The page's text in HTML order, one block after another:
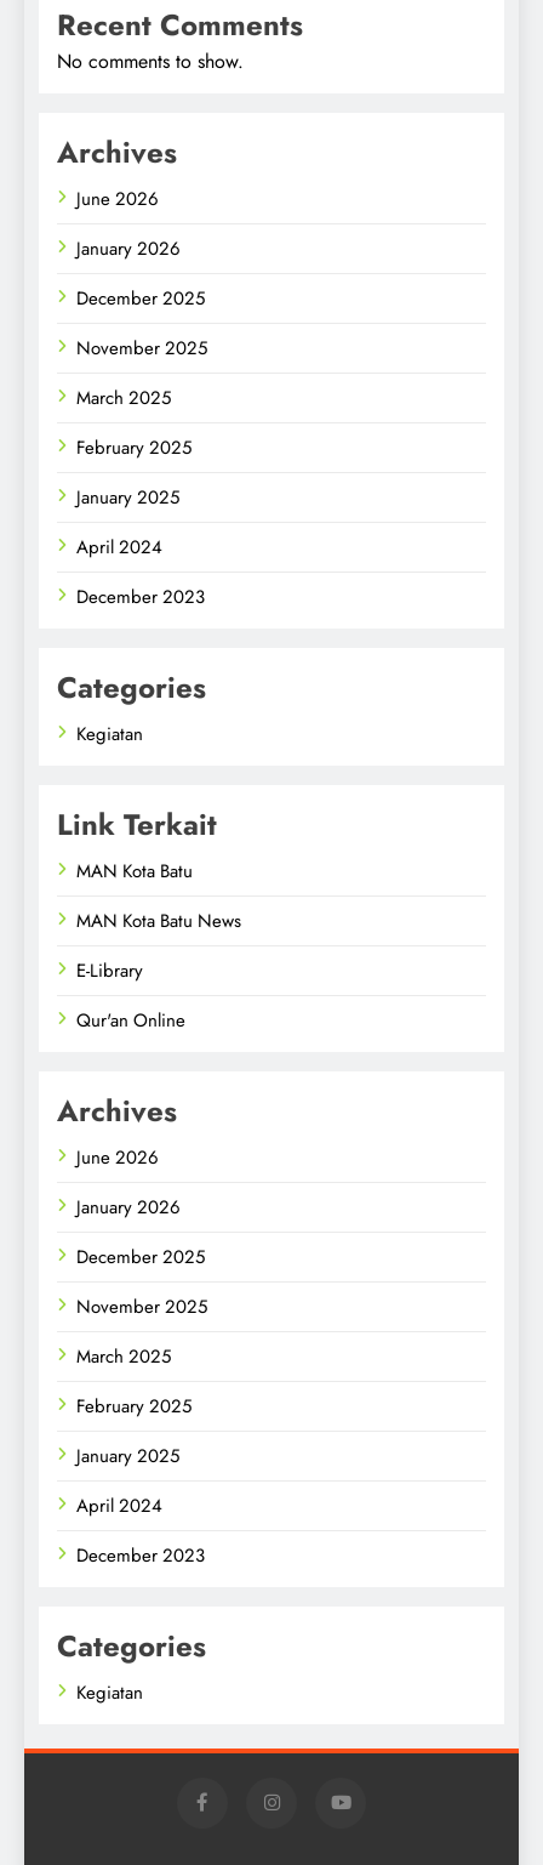
Recent Comments
No comments to show.
Archives
June 2026
January 2026
December 2025
November 2025
March 2025
February 2025
January 2025
April 2024
December 2023
Categories
Kegiatan
Link Terkait
MAN Kota Batu
MAN Kota Batu News
E-Library
Qur'an Online
Archives
June 2026
January 2026
December 2025
November 2025
March 2025
February 2025
January 2025
April 2024
December 2023
Categories
Kegiatan